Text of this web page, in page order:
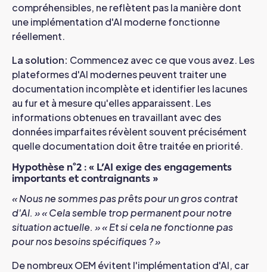
compréhensibles, ne reflètent pas la manière dont
une implémentation d'AI moderne fonctionne
réellement.
La solution: Commencez avec ce que vous avez. Les
plateformes d'AI modernes peuvent traiter une
documentation incomplète et identifier les lacunes
au fur et à mesure qu'elles apparaissent. Les
informations obtenues en travaillant avec des
données imparfaites révèlent souvent précisément
quelle documentation doit être traitée en priorité.
Hypothèse n°2 : « L'AI exige des engagements
importants et contraignants »
« Nous ne sommes pas prêts pour un gros contrat
d'AI. »« Cela semble trop permanent pour notre
situation actuelle. »« Et si cela ne fonctionne pas
pour nos besoins spécifiques ? »
De nombreux OEM évitent l'implémentation d'AI, car